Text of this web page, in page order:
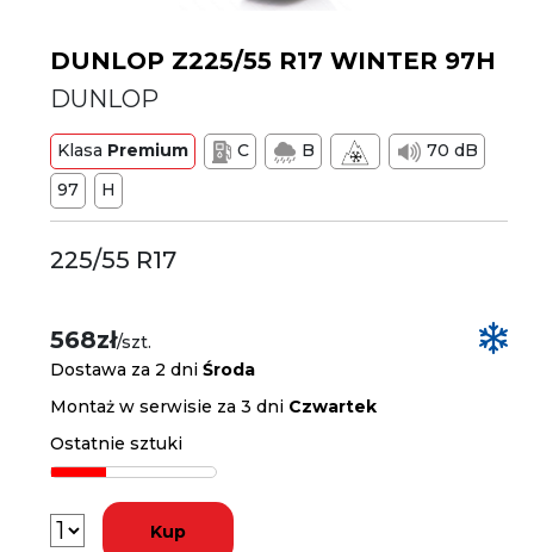
DUNLOP Z225/55 R17 WINTER 97H
DUNLOP
Klasa Premium C B
70 dB
97
H
225/55 R17
568zł/szt.
Dostawa za 2 dniŚroda
Montaż w serwisie za 3 dni Czwartek
Ostatnie sztuki
Kup